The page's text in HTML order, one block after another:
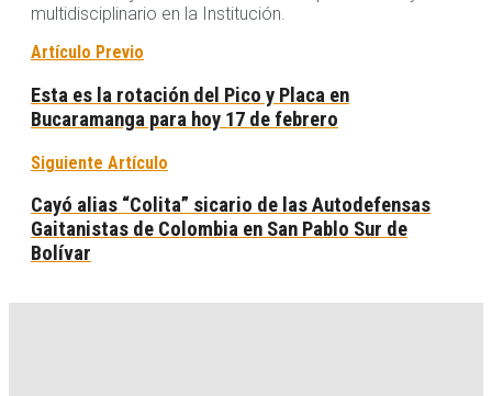
multidisciplinario en la Institución.
Artículo Previo
Esta es la rotación del Pico y Placa en
Bucaramanga para hoy 17 de febrero
Siguiente Artículo
Cayó alias “Colita” sicario de las Autodefensas
Gaitanistas de Colombia en San Pablo Sur de
Bolívar